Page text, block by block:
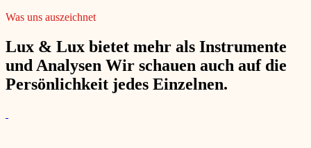
Was uns auszeichnet
Lux & Lux bietet mehr als Instrumente
und Analysen Wir schauen auch auf die
Persönlichkeit jedes Einzelnen.